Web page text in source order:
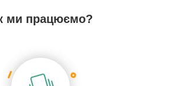
ми працюємо?